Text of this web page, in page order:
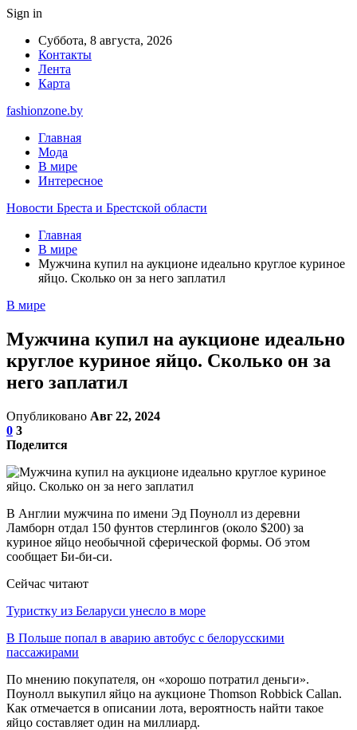
Sign in
Суббота, 8 августа, 2026
Контакты
Лента
Карта
fashionzone.by
Главная
Мода
В мире
Интересное
Новости Бреста и Брестской области
Главная
В мире
Мужчина купил на аукционе идеально круглое куриное
яйцо. Сколько он за него заплатил
В мире
Мужчина купил на аукционе идеально
круглое куриное яйцо. Сколько он за
него заплатил
Опубликовано Авг 22, 2024
0 3
Поделится
В Англии мужчина по имени Эд Поунолл из деревни
Ламборн отдал 150 фунтов стерлингов (около $200) за
куриное яйцо необычной сферической формы. Об этом
сообщает Би-би-си.
Сейчас читают
Туристку из Беларуси унесло в море
В Польше попал в аварию автобус с белорусскими
пассажирами
По мнению покупателя, он «хорошо потратил деньги».
Поунолл выкупил яйцо на аукционе Thomson Robbick Callan.
Как отмечается в описании лота, вероятность найти такое
яйцо составляет один на миллиард.